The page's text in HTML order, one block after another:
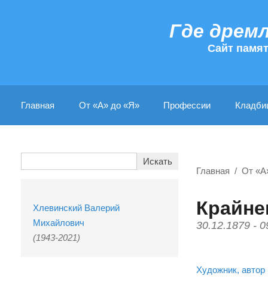
Где
Cайт
Главная От «А» до «Я» Профессии
Хлевинский Валерий
Михайлович
(1943-2021)
Главная От
30.12.1879 -
Художник,